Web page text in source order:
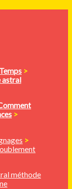
>
astral
>
>
méthode